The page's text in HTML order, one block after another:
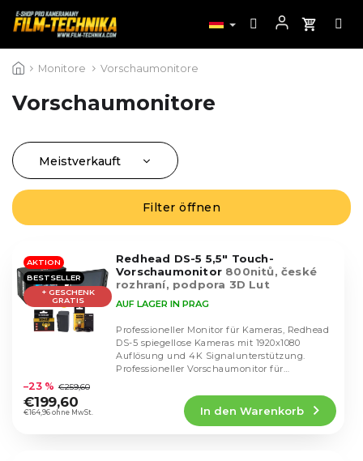
Inhalt Monitore Vorschaumonitore
Vorschaumonitore
P
r
o
d
t
s
Meistverkauft
Günstigste
Filter öffnen
L
t
e
d
AKTION
BESTSELLER
+ GESCHENK
GRATIS
Redhead DS-5 5,5" Touch-
Vorschaumonitor 800nitů, české
rozhraní, podpora 3D Lut
durchschnittliche
Produktbewertung
ist
AUF LAGER IN PRAG
€164,96 ohne MwSt.
–23 % €259,60
€199,60
In den Warenkorb
Professioneller Monitor für Kameras, Redhead
DS-5 spiegellose Kameras mit 1920x1080
Auflösung und 4K Signalunterstützung.
Professioneller Vorschaumonitor für